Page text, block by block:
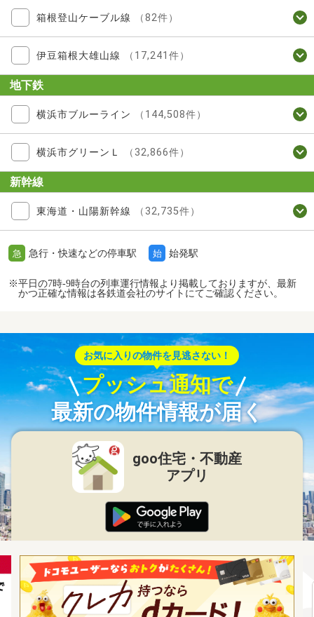
箱根登山ケーブル線 （82件）
伊豆箱根大雄山線 （17,241件）
地下鉄
横浜市ブルーライン （144,508件）
横浜市グリーンＬ （32,866件）
新幹線
東海道・山陽新幹線 （32,735件）
急 急行・快速などの停車駅 始 始発駅
※平日の7時-9時台の列車運行情報より掲載しておりますが、最新
かつ正確な情報は各鉄道会社のサイトにてご確認ください。
お気に入りの物件を見逃さない！
プッシュ通知で
最新の物件情報が届く
goo住宅・不動産
アプリ